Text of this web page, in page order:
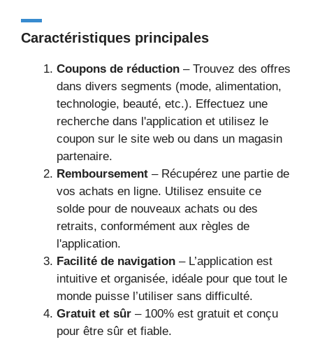
Caractéristiques principales
Coupons de réduction – Trouvez des offres
dans divers segments (mode, alimentation,
technologie, beauté, etc.). Effectuez une
recherche dans l'application et utilisez le
coupon sur le site web ou dans un magasin
partenaire.
Remboursement – Récupérez une partie de
vos achats en ligne. Utilisez ensuite ce
solde pour de nouveaux achats ou des
retraits, conformément aux règles de
l'application.
Facilité de navigation – L’application est
intuitive et organisée, idéale pour que tout le
monde puisse l’utiliser sans difficulté.
Gratuit et sûr – 100% est gratuit et conçu
pour être sûr et fiable.